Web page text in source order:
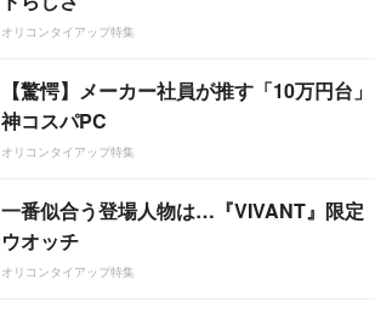
オリコンタイアップ特集
【驚愕】メーカー社員が推す「10万円台」
神コスパPC
オリコンタイアップ特集
一番似合う登場人物は…『VIVANT』限定
ウオッチ
オリコンタイアップ特集